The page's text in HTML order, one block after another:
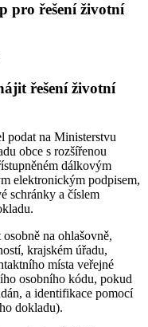
pro řešení životní
řešení životní
podat na Ministerstvu
obce s rozšířenou
dálkovým
elektronickým podpisem,
schránky a číslem
na ohlašovně,
krajském úřadu,
místa veřejné
osobního kódu, pokud
a identifikace pomocí
dokladu).